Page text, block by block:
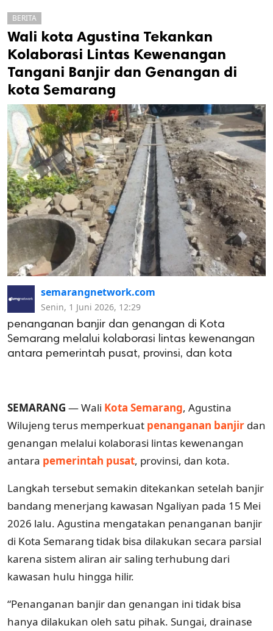
cipta.
BERITA
Wali kota Agustina Tekankan
Kolaborasi Lintas Kewenangan
Tangani Banjir dan Genangan di
kota Semarang
semarangnetwork.com
Senin, 1 Juni 2026, 12:29
penanganan banjir dan genangan di Kota
Semarang melalui kolaborasi lintas kewenangan
antara pemerintah pusat, provinsi, dan kota
SEMARANG — Wali Kota Semarang, Agustina
Wilujeng terus memperkuat penanganan banjir dan
genangan melalui kolaborasi lintas kewenangan
antara pemerintah pusat, provinsi, dan kota.
Langkah tersebut semakin ditekankan setelah banjir
bandang menerjang kawasan Ngaliyan pada 15 Mei
2026 lalu. Agustina mengatakan penanganan banjir
di Kota Semarang tidak bisa dilakukan secara parsial
karena sistem aliran air saling terhubung dari
kawasan hulu hingga hilir.
“Penanganan banjir dan genangan ini tidak bisa
hanya dilakukan oleh satu pihak. Sungai, drainase